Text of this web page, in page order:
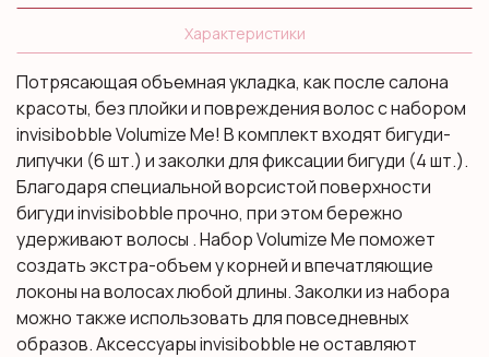
Характеристики
Потрясающая объемная укладка, как после салона
красоты, без плойки и повреждения волос с набором
invisibobble Volumize Me! В комплект входят бигуди-
липучки (6 шт.) и заколки для фиксации бигуди (4 шт.).
Благодаря специальной ворсистой поверхности
бигуди invisibobble прочно, при этом бережно
удерживают волосы . Набор Volumize Me поможет
создать экстра-объем у корней и впечатляющие
локоны на волосах любой длины. Заколки из набора
можно также использовать для повседневных
образов. Аксессуары invisibobble не оставляют